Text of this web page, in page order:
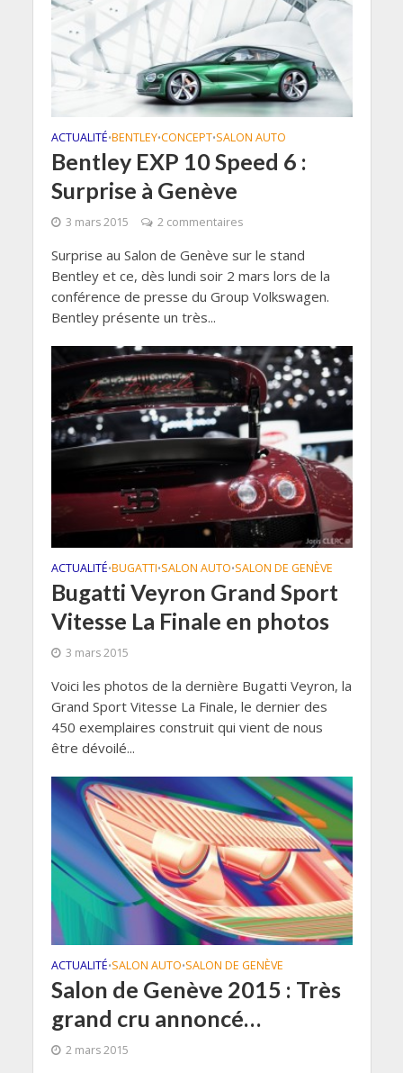
ACTUALITÉ•BENTLEY•CONCEPT•SALON AUTO
Bentley EXP 10 Speed 6 :
Surprise à Genève
3 mars 2015 2 commentaires
Surprise au Salon de Genève sur le stand
Bentley et ce, dès lundi soir 2 mars lors de la
conférence de presse du Group Volkswagen.
Bentley présente un très...
ACTUALITÉ•BUGATTI•SALON AUTO•SALON DE GENÈVE
Bugatti Veyron Grand Sport
Vitesse La Finale en photos
3 mars 2015
Voici les photos de la dernière Bugatti Veyron, la
Grand Sport Vitesse La Finale, le dernier des
450 exemplaires construit qui vient de nous
être dévoilé...
ACTUALITÉ•SALON AUTO•SALON DE GENÈVE
Salon de Genève 2015 : Très
grand cru annoncé…
2 mars 2015